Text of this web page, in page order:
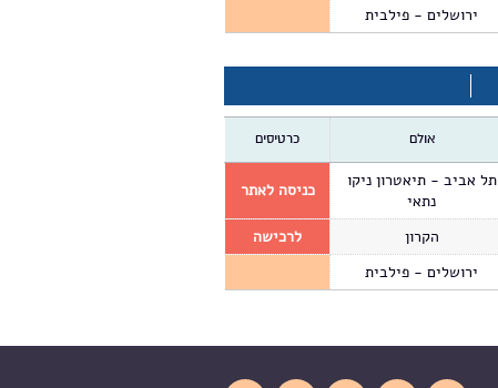
ירושלים - פילבית
אולם כרטיסים
תל אביב - תיאטרון ניקו
נתאי
כניסה לאתר
הקרון
לרכישה
ירושלים - פילבית